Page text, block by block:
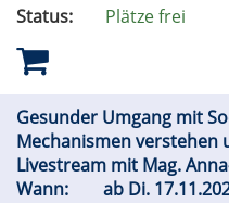
Status:
Plätze frei
Gesunder Umgang mit
Mechanismen verstehen
Livestream mit Mag.
Wann:
ab Di.